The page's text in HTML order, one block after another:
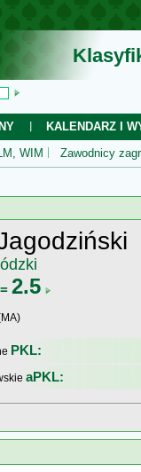
KALENDARZ I
WIM Zawodnicy
2.5
PKL:
aPKL: